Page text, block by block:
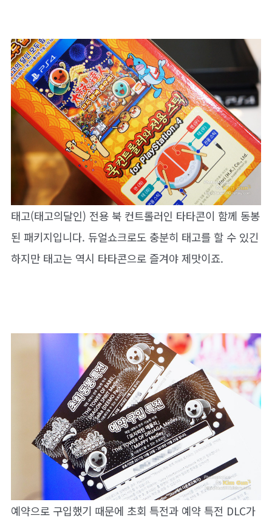
태고(태고의달인) 전용 북 컨트롤러인 타타콘이 함께 동봉
된 패키지입니다. 듀얼쇼크로도 충분히 태고를 할 수 있긴
하지만 태고는 역시 타타콘으로 즐겨야 제맛이죠.
예약으로 구입했기 때문에 초회 특전과 예약 특전 DLC가